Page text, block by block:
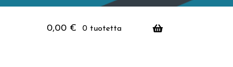
0,00 € 0 tuotetta